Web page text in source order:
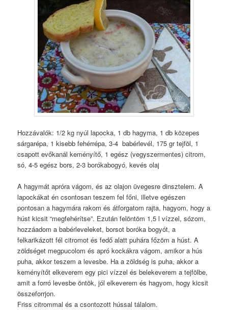
Hozzávalók: 1/2 kg nyúl lapocka, 1 db hagyma, 1 db közepes
sárgarépa, 1 kisebb fehérrépa, 3-4 babérlevél, 175 gr tejföl, 1
csapott evőkanál keményítő, 1 egész (vegyszermentes) citrom,
só, 4-5 egész bors, 2-3 borókabogyó, kevés olaj
A hagymát apróra vágom, és az olajon üvegesre dinsztelem. A
lapockákat én csontosan teszem fel főni, illetve egészen
pontosan a hagymára rakom és átforgatom rajta, hagyom, hogy a
húst kicsit “megfehérítse”. Ezután felöntöm 1,5 l vízzel, sózom,
hozzáadom a babérleveleket, borsot boróka bogyót, a
felkarikázott fél citromot és fedő alatt puhára főzöm a húst. A
zöldséget megpucolom és apró kockákra vágom, amikor a hús
puha, akkor teszem a levesbe. Ha a zöldség is puha, akkor a
keményítőt elkeverem egy pici vízzel és belekeverem a tejfölbe,
amit a forró levesbe öntök, jól elkeverem és hagyom, hogy kicsit
összeforrjon.
Friss citrommal és a csontozott hússal tálalom.